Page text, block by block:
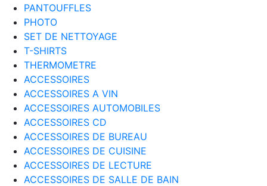
PANTOUFFLES
PHOTO
SET DE NETTOYAGE
T-SHIRTS
THERMOMETRE
ACCESSOIRES
ACCESSOIRES A VIN
ACCESSOIRES AUTOMOBILES
ACCESSOIRES CD
ACCESSOIRES DE BUREAU
ACCESSOIRES DE CUISINE
ACCESSOIRES DE LECTURE
ACCESSOIRES DE SALLE DE BAIN